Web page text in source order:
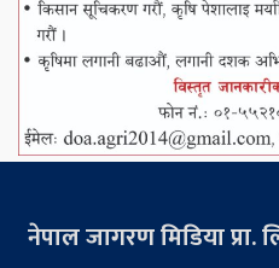
नेपाल जागरण मिडिया प्रा.